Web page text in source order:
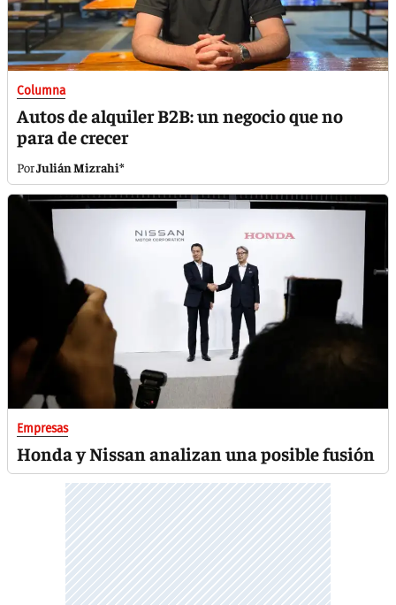
Columna
Autos de alquiler B2B: un negocio que no
para de crecer
Julián Mizrahi*
Empresas
Honda y Nissan analizan una posible fusión